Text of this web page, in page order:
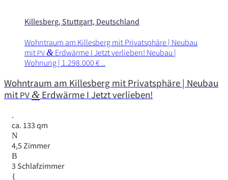
Killesberg, Stuttgart, Deutschland
Wohn­traum am Killes­berg mit Privat­sphäre | Neubau
mit PV& Erdwärme I Jetzt verlieben! Neubau |
Wohnung | 1.298.000 € ..
Wohntraum am Killesberg mit Privatsphäre | Neubau
mit PV & Erdwärme I Jetzt verlieben!
ca. 133 qm
4,5 Zimmer
3 Schlafzimmer